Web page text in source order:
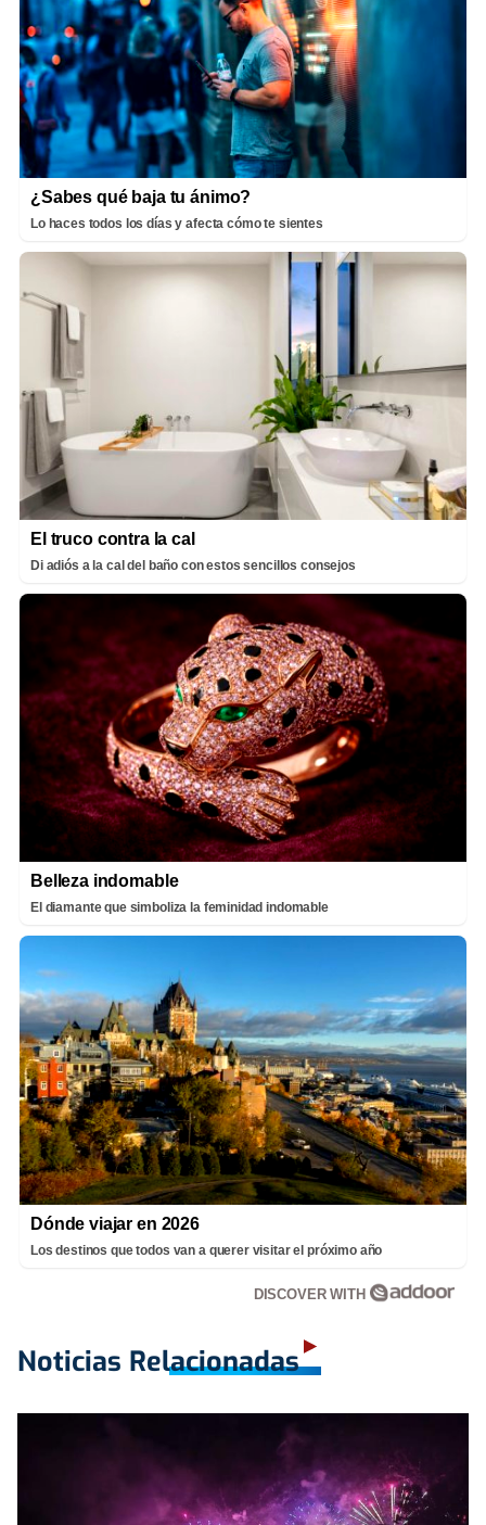
¿Sabes qué baja tu ánimo?
Lo haces todos los días y afecta cómo te sientes
El truco contra la cal
Di adiós a la cal del baño con estos sencillos consejos
Belleza indomable
El diamante que simboliza la feminidad indomable
Dónde viajar en 2026
Los destinos que todos van a querer visitar el próximo año
DISCOVER WITH
Noticias Relacionadas